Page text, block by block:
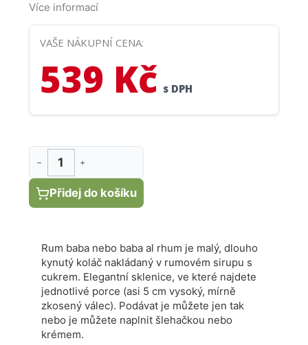
cukrem. Elegantní sklenice, ve které najdete
jednotlivé porce (asi 5 cm vysoký, mírně zkosený
válec). Podávat je můžete jen tak nebo je můžete
naplnit šlehačkou nebo krémem.
Více informací
VAŠE NÁKUPNÍ CENA:
539 Kč s DPH
− +
Přidej do košíku
Rum baba nebo baba al rhum je malý, dlouho
kynutý koláč nakládaný v rumovém sirupu s
cukrem. Elegantní sklenice, ve které najdete
jednotlivé porce (asi 5 cm vysoký, mírně
zkosený válec). Podávat je můžete jen tak
nebo je můžete naplnit šlehačkou nebo
krémem.